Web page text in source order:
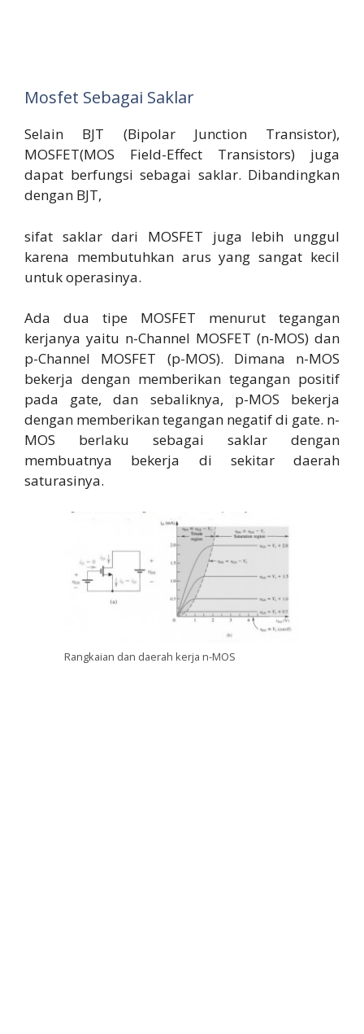
Mosfet Sebagai Saklar
Selain BJT (Bipolar Junction Transistor),
MOSFET(MOS Field-Effect Transistors) juga
dapat berfungsi sebagai saklar. Dibandingkan
dengan BJT,
sifat saklar dari MOSFET juga lebih unggul
karena membutuhkan arus yang sangat kecil
untuk operasinya.
Ada dua tipe MOSFET menurut tegangan
kerjanya yaitu n-Channel MOSFET (n-MOS) dan
p-Channel MOSFET (p-MOS). Dimana n-MOS
bekerja dengan memberikan tegangan positif
pada gate, dan sebaliknya, p-MOS bekerja
dengan memberikan tegangan negatif di gate. n-
MOS berlaku sebagai saklar dengan
membuatnya bekerja di sekitar daerah
saturasinya.
Rangkaian dan daerah kerja n-MOS